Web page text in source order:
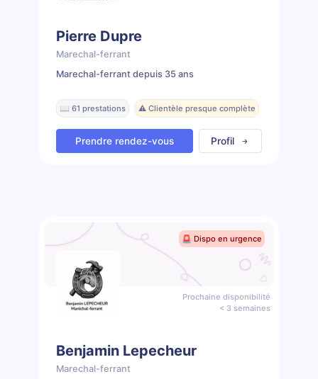
Pierre Dupre
Marechal-ferrant
Marechal-ferrant depuis 35 ans
📖 61 prestations ⚠️ Clientèle presque complète
Prendre rendez-vous Profil
🚨 Dispo en urgence
Prochaine disponibilité
< 3 semaines
Benjamin Lepecheur
Marechal-ferrant